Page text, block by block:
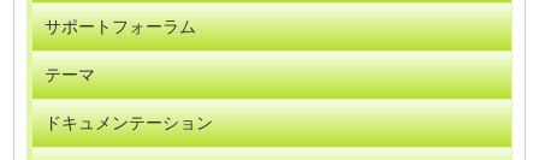
サポートフォーラム
テーマ
ドキュメンテーション